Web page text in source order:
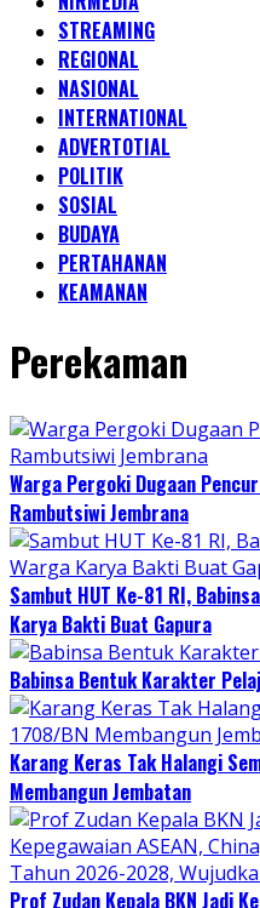
STREAMING
REGIONAL
NASIONAL
INTERNATIONAL
ADVERTOTIAL
POLITIK
SOSIAL
BUDAYA
PERTAHANAN
KEAMANAN
Perekaman
Warga Pergoki Dugaan
Rambutsiwi Jembrana
Sambut HUT Ke-81 RI,
Karya Bakti Buat Gapura
Babinsa Bentuk Karakter
Karang Keras Tak Halangi
Membangun Jembatan
Prof Zudan Kepala BKN Jadi